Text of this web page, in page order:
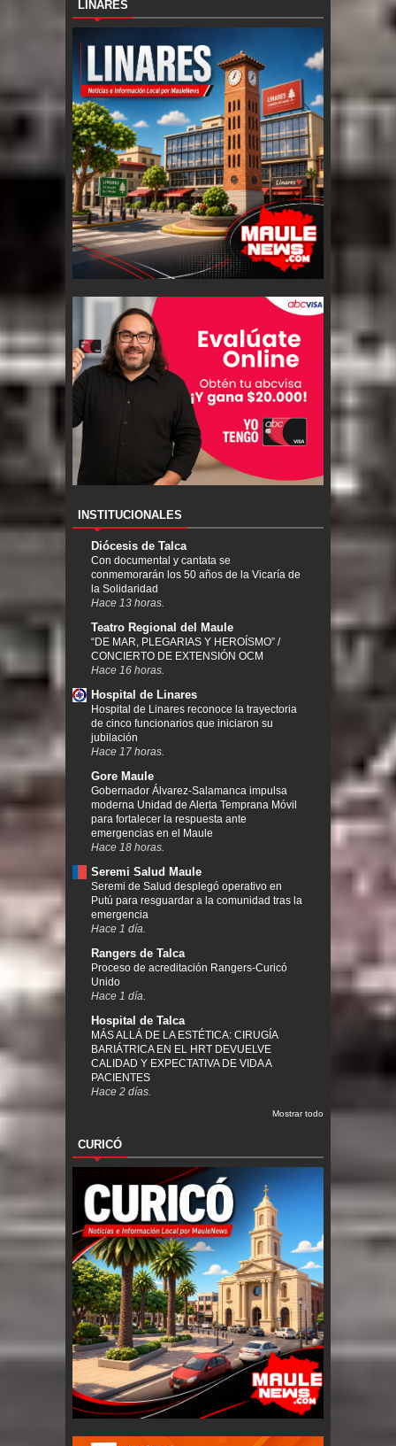
LINARES
INSTITUCIONALES
Diócesis de Talca
Con documental y cantata se
conmemorarán los 50 años de la Vicaría de
la Solidaridad
Hace 13 horas.
Teatro Regional del Maule
“DE MAR, PLEGARIAS Y HEROÍSMO” /
CONCIERTO DE EXTENSIÓN OCM
Hace 16 horas.
Hospital de Linares
Hospital de Linares reconoce la trayectoria
de cinco funcionarios que iniciaron su
jubilación
Hace 17 horas.
Gore Maule
Gobernador Álvarez-Salamanca impulsa
moderna Unidad de Alerta Temprana Móvil
para fortalecer la respuesta ante
emergencias en el Maule
Hace 18 horas.
Seremi Salud Maule
Seremi de Salud desplegó operativo en
Putú para resguardar a la comunidad tras la
emergencia
Hace 1 día.
Rangers de Talca
Proceso de acreditación Rangers-Curicó
Unido
Hace 1 día.
Hospital de Talca
MÁS ALLÁ DE LA ESTÉTICA: CIRUGÍA
BARIÁTRICA EN EL HRT DEVUELVE
CALIDAD Y EXPECTATIVA DE VIDA A
PACIENTES
Hace 2 días.
Mostrar todo
CURICÓ